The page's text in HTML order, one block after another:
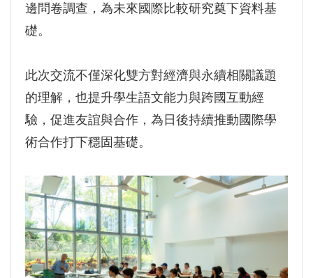
邊問卷調查，為未來國際比較研究奠下資料基
礎。
此次交流不僅深化雙方對經濟與永續相關議題
的理解，也提升學生語文能力與跨國互動經
驗，促進友誼與合作，為日後持續推動國際學
術合作打下穩固基礎。